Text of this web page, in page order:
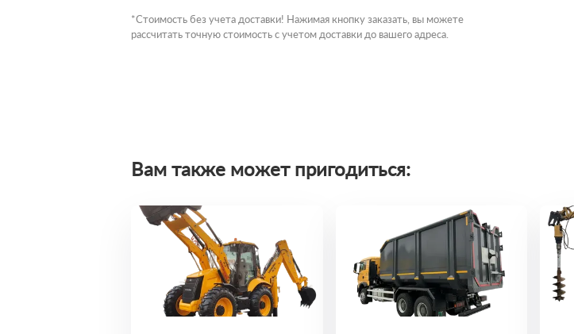
*Стоимость без учета доставки! Нажимая кнопку заказать, вы можете
рассчитать точную стоимость с учетом доставки до вашего адреса.
Вам также может пригодиться: